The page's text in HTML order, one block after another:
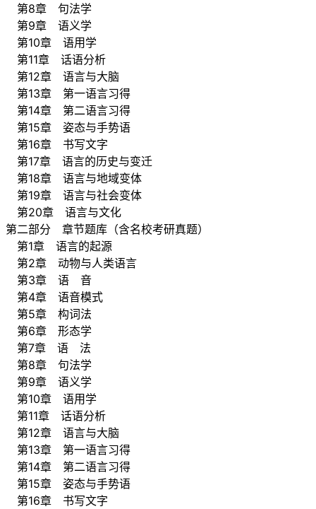
第8章 句法学
第9章 语义学
第10章 语用学
第11章 话语分析
第12章 语言与大脑
第13章 第一语言习得
第14章 第二语言习得
第15章 姿态与手势语
第16章 书写文字
第17章 语言的历史与变迁
第18章 语言与地域变体
第19章 语言与社会变体
第20章 语言与文化
第二部分 章节题库（含名校考研真题）
第1章 语言的起源
第2章 动物与人类语言
第3章 语 音
第4章 语音模式
第5章 构词法
第6章 形态学
第7章 语 法
第8章 句法学
第9章 语义学
第10章 语用学
第11章 话语分析
第12章 语言与大脑
第13章 第一语言习得
第14章 第二语言习得
第15章 姿态与手势语
第16章 书写文字